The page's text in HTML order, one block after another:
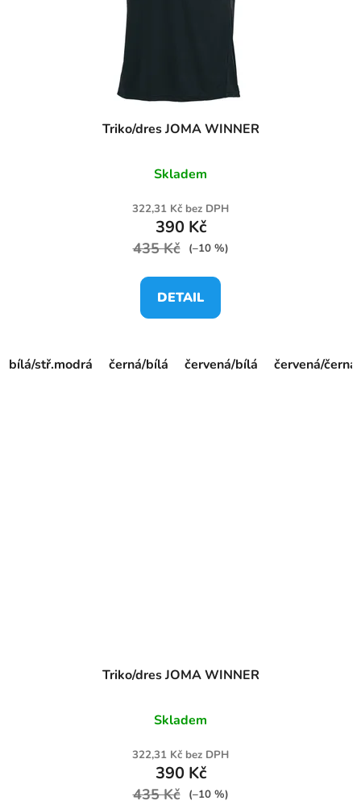
Triko/dres JOMA WINNER
Skladem
322,31 Kč bez DPH
390 Kč
435 Kč (–10 %)
DETAIL
bílá/stř.modrá černá/bílá červená/bílá červená/černá
Triko/dres JOMA WINNER
Skladem
322,31 Kč bez DPH
390 Kč
435 Kč (–10 %)